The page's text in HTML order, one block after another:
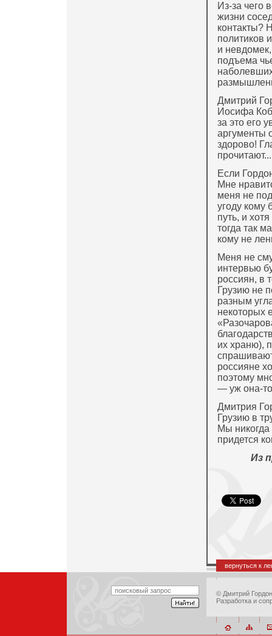
Из-за чего
жизни
контакты?
политиков
и
подъема
Дмитрий
Иосифа
за это его
аргументы
здорово!
прочитают...
Если
Мне
меня не
угоду кому
путь, и
тогда так
кому не
Меня не
интервью
россиян, в
Грузию не
разным
некоторых
их храню),
россияне
поэтому
— уж она-то
Дмитрия
Грузию в
Мы никогда
придется
Из
вернуться к
© Дмитрий Гордон
Разработка и